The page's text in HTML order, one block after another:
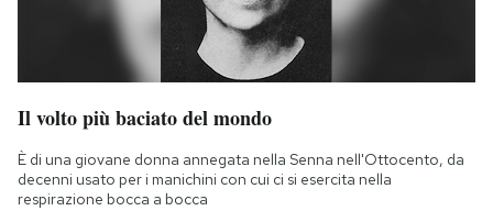
Il volto più baciato del mondo
È di una giovane donna annegata nella Senna nell'Ottocento, da
decenni usato per i manichini con cui ci si esercita nella
respirazione bocca a bocca